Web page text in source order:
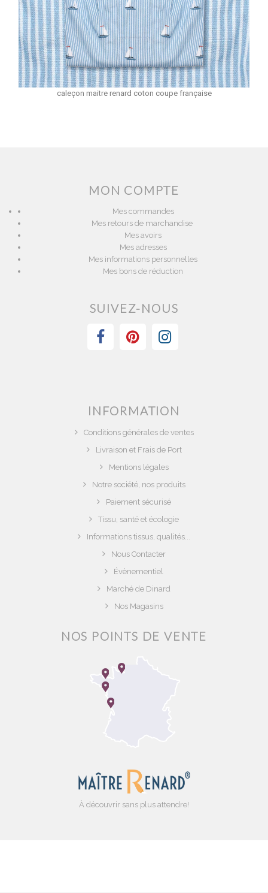
caleçon maitre renard coton coupe française
MON COMPTE
Mes commandes
Mes retours de marchandise
Mes avoirs
Mes adresses
Mes informations personnelles
Mes bons de réduction
SUIVEZ-NOUS
INFORMATION
Conditions générales de ventes
Livraison et Frais de Port
Mentions légales
Notre société, nos produits
Paiement sécurisé
Tissu, santé et écologie
Informations tissus, qualités...
Nous Contacter
Évènementiel
Marché de Dinard
Nos Magasins
NOS POINTS DE VENTE
À découvrir sans plus attendre!